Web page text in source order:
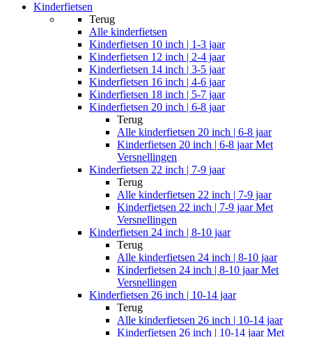
Kinderfietsen
Terug
Alle kinderfietsen
Kinderfietsen 10 inch | 1-3 jaar
Kinderfietsen 12 inch | 2-4 jaar
Kinderfietsen 14 inch | 3-5 jaar
Kinderfietsen 16 inch | 4-6 jaar
Kinderfietsen 18 inch | 5-7 jaar
Kinderfietsen 20 inch | 6-8 jaar
Terug
Alle kinderfietsen 20 inch | 6-8 jaar
Kinderfietsen 20 inch | 6-8 jaar Met
Versnellingen
Kinderfietsen 22 inch | 7-9 jaar
Terug
Alle kinderfietsen 22 inch | 7-9 jaar
Kinderfietsen 22 inch | 7-9 jaar Met
Versnellingen
Kinderfietsen 24 inch | 8-10 jaar
Terug
Alle kinderfietsen 24 inch | 8-10 jaar
Kinderfietsen 24 inch | 8-10 jaar Met
Versnellingen
Kinderfietsen 26 inch | 10-14 jaar
Terug
Alle kinderfietsen 26 inch | 10-14 jaar
Kinderfietsen 26 inch | 10-14 jaar Met